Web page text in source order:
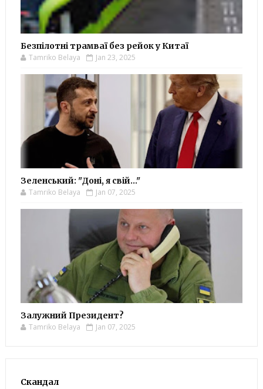
Безпілотні трамваї без рейок у Китаї
Tamriko Belaya Jan 23, 2025
Зеленський: "Доні, я свій..."
Tamriko Belaya Jan 07, 2025
Залужний Президент?
Tamriko Belaya Jan 07, 2025
Скандал